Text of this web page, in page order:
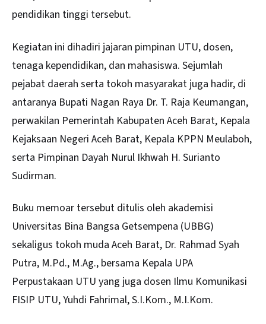
pendidikan tinggi tersebut.
Kegiatan ini dihadiri jajaran pimpinan UTU, dosen,
tenaga kependidikan, dan mahasiswa. Sejumlah
pejabat daerah serta tokoh masyarakat juga hadir, di
antaranya Bupati Nagan Raya Dr. T. Raja Keumangan,
perwakilan Pemerintah Kabupaten Aceh Barat, Kepala
Kejaksaan Negeri Aceh Barat, Kepala KPPN Meulaboh,
serta Pimpinan Dayah Nurul Ikhwah H. Surianto
Sudirman.
Buku memoar tersebut ditulis oleh akademisi
Universitas Bina Bangsa Getsempena (UBBG)
sekaligus tokoh muda Aceh Barat, Dr. Rahmad Syah
Putra, M.Pd., M.Ag., bersama Kepala UPA
Perpustakaan UTU yang juga dosen Ilmu Komunikasi
FISIP UTU, Yuhdi Fahrimal, S.I.Kom., M.I.Kom.